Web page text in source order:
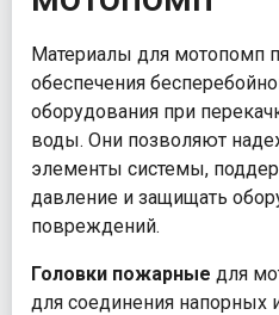
Материалы для мотопомп
обеспечения
оборудования при
воды. Они позволяют
элементы системы,
давление и защищать
повреждений.
Головки пожарные для
для соединения